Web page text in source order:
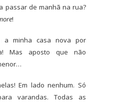
passar de manhã na rua?
!
a minha casa nova por
Mas aposto que não
Em lado nenhum. Só
varandas. Todas as